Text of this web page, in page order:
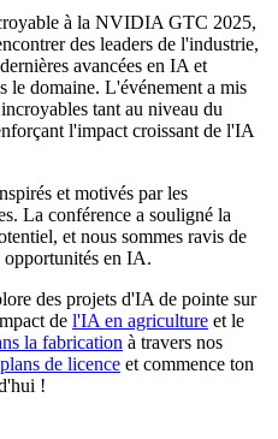
à la NVIDIA GTC 2025,
des leaders de l'industrie,
avancées en IA et
le domaine. L'événement a mis
tant au niveau du
l'impact croissant de l'IA
et motivés par les
La conférence a souligné la
et nous sommes ravis de
en IA.
des projets d'IA de pointe sur
de l'IA en agriculture et le
la fabrication à travers nos
de licence et commence ton
!